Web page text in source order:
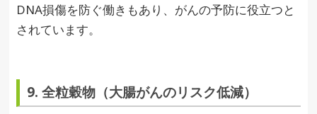
DNA損傷を防ぐ働きもあり、がんの予防に役立つと
されています。
9. 全粒穀物（大腸がんのリスク低減）